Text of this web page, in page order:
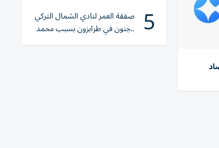
5 صفقة العمر لنادي الشمال التركي
..جنون في طرابزون بسبب محمد